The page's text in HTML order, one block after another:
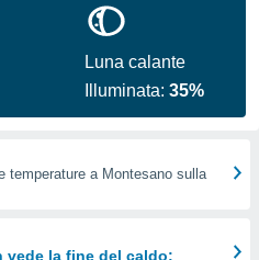
Luna calante
Illuminata:35%
temperature a Montesano sulla
vede la fine del caldo: